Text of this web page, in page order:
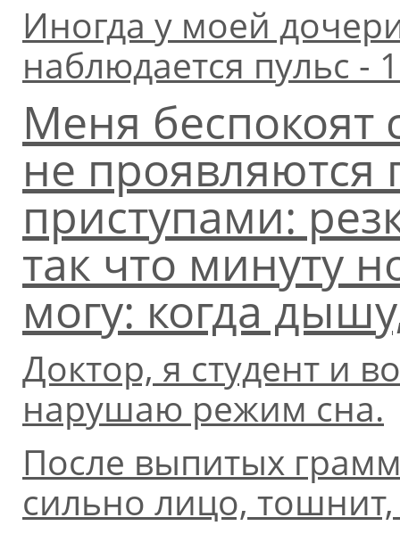
Иногда у моей
наблюдается пульс -
Меня
не проявляются
приступами:
так что минуту
могу: когда
Доктор, я студент и
нарушаю режим сна.
После выпитых
сильно лицо,